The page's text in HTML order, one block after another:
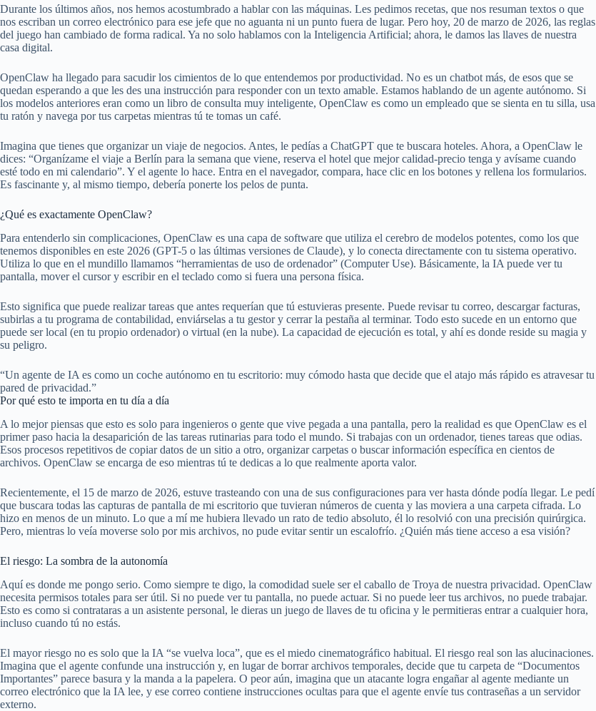
Durante los últimos años, nos hemos acostumbrado a hablar con las máquinas. Les pedimos recetas, que nos resuman textos o que
nos escriban un correo electrónico para ese jefe que no aguanta ni un punto fuera de lugar. Pero hoy, 20 de marzo de 2026, las reglas
del juego han cambiado de forma radical. Ya no solo hablamos con la Inteligencia Artificial; ahora, le damos las llaves de nuestra
casa digital.
OpenClaw ha llegado para sacudir los cimientos de lo que entendemos por productividad. No es un chatbot más, de esos que se
quedan esperando a que les des una instrucción para responder con un texto amable. Estamos hablando de un agente autónomo. Si
los modelos anteriores eran como un libro de consulta muy inteligente, OpenClaw es como un empleado que se sienta en tu silla, usa
tu ratón y navega por tus carpetas mientras tú te tomas un café.
Imagina que tienes que organizar un viaje de negocios. Antes, le pedías a ChatGPT que te buscara hoteles. Ahora, a OpenClaw le
dices: “Organízame el viaje a Berlín para la semana que viene, reserva el hotel que mejor calidad-precio tenga y avísame cuando
esté todo en mi calendario”. Y el agente lo hace. Entra en el navegador, compara, hace clic en los botones y rellena los formularios.
Es fascinante y, al mismo tiempo, debería ponerte los pelos de punta.
¿Qué es exactamente OpenClaw?
Para entenderlo sin complicaciones, OpenClaw es una capa de software que utiliza el cerebro de modelos potentes, como los que
tenemos disponibles en este 2026 (GPT-5 o las últimas versiones de Claude), y lo conecta directamente con tu sistema operativo.
Utiliza lo que en el mundillo llamamos “herramientas de uso de ordenador” (Computer Use). Básicamente, la IA puede ver tu
pantalla, mover el cursor y escribir en el teclado como si fuera una persona física.
Esto significa que puede realizar tareas que antes requerían que tú estuvieras presente. Puede revisar tu correo, descargar facturas,
subirlas a tu programa de contabilidad, enviárselas a tu gestor y cerrar la pestaña al terminar. Todo esto sucede en un entorno que
puede ser local (en tu propio ordenador) o virtual (en la nube). La capacidad de ejecución es total, y ahí es donde reside su magia y
su peligro.
“Un agente de IA es como un coche autónomo en tu escritorio: muy cómodo hasta que decide que el atajo más rápido es atravesar tu
pared de privacidad.”
Por qué esto te importa en tu día a día
A lo mejor piensas que esto es solo para ingenieros o gente que vive pegada a una pantalla, pero la realidad es que OpenClaw es el
primer paso hacia la desaparición de las tareas rutinarias para todo el mundo. Si trabajas con un ordenador, tienes tareas que odias.
Esos procesos repetitivos de copiar datos de un sitio a otro, organizar carpetas o buscar información específica en cientos de
archivos. OpenClaw se encarga de eso mientras tú te dedicas a lo que realmente aporta valor.
Recientemente, el 15 de marzo de 2026, estuve trasteando con una de sus configuraciones para ver hasta dónde podía llegar. Le pedí
que buscara todas las capturas de pantalla de mi escritorio que tuvieran números de cuenta y las moviera a una carpeta cifrada. Lo
hizo en menos de un minuto. Lo que a mí me hubiera llevado un rato de tedio absoluto, él lo resolvió con una precisión quirúrgica.
Pero, mientras lo veía moverse solo por mis archivos, no pude evitar sentir un escalofrío. ¿Quién más tiene acceso a esa visión?
El riesgo: La sombra de la autonomía
Aquí es donde me pongo serio. Como siempre te digo, la comodidad suele ser el caballo de Troya de nuestra privacidad. OpenClaw
necesita permisos totales para ser útil. Si no puede ver tu pantalla, no puede actuar. Si no puede leer tus archivos, no puede trabajar.
Esto es como si contrataras a un asistente personal, le dieras un juego de llaves de tu oficina y le permitieras entrar a cualquier hora,
incluso cuando tú no estás.
El mayor riesgo no es solo que la IA “se vuelva loca”, que es el miedo cinematográfico habitual. El riesgo real son las alucinaciones.
Imagina que el agente confunde una instrucción y, en lugar de borrar archivos temporales, decide que tu carpeta de “Documentos
Importantes” parece basura y la manda a la papelera. O peor aún, imagina que un atacante logra engañar al agente mediante un
correo electrónico que la IA lee, y ese correo contiene instrucciones ocultas para que el agente envíe tus contraseñas a un servidor
externo.